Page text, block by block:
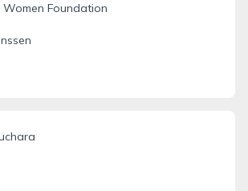
Foundation